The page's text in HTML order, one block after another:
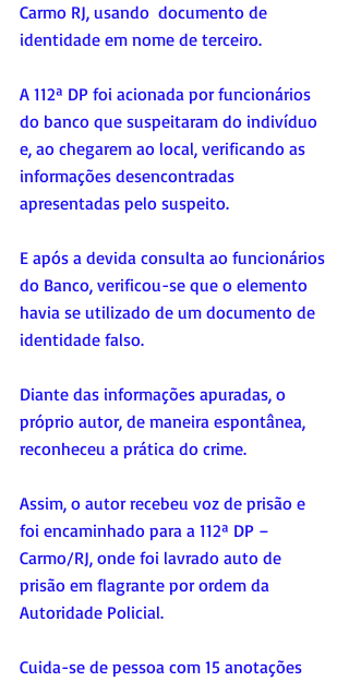
Carmo RJ, usando  documento de
identidade em nome de terceiro.
A 112ª DP foi acionada por funcionários
do banco que suspeitaram do indivíduo
e, ao chegarem ao local, verificando as
informações desencontradas
apresentadas pelo suspeito.
E após a devida consulta ao funcionários
do Banco, verificou-se que o elemento
havia se utilizado de um documento de
identidade falso.
Diante das informações apuradas, o
próprio autor, de maneira espontânea,
reconheceu a prática do crime.
Assim, o autor recebeu voz de prisão e
foi encaminhado para a 112ª DP –
Carmo/RJ, onde foi lavrado auto de
prisão em flagrante por ordem da
Autoridade Policial.
Cuida-se de pessoa com 15 anotações